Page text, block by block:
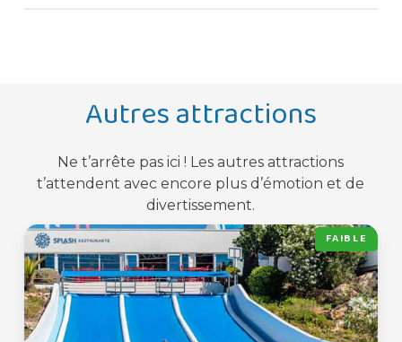
Autres attractions
Ne t’arrête pas ici ! Les autres attractions
t’attendent avec encore plus d’émotion et de
divertissement.
FAIBLE